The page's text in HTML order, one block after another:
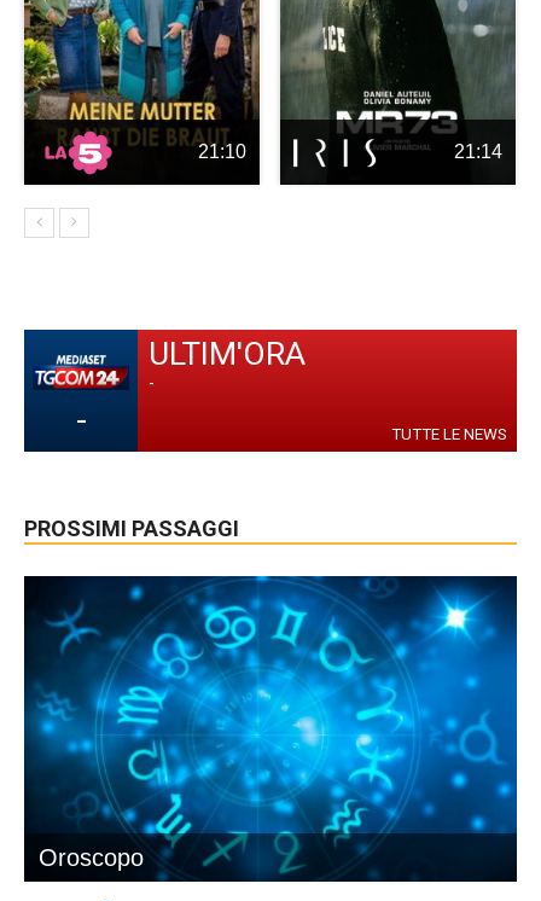
21:10 21:14
-
ULTIM'ORA
-
TUTTE LE NEWS
PROSSIMI PASSAGGI
Oroscopo